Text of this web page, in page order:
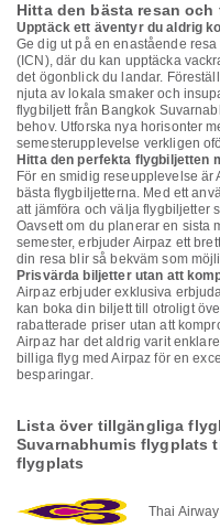
Hitta den bästa resan
Upptäck ett äventyr du aldrig
Ge dig ut på en enastående
(ICN), där du kan upptäcka
det ögonblick du landar.
njuta av lokala smaker och
flygbiljett från Bangkok
behov. Utforska nya horisonter
semesterupplevelse verkligen
Hitta den perfekta flygbiljetten
För en smidig reseupplevelse är
bästa flygbiljetterna. Med ett
att jämföra och välja flygbiljetter
Oavsett om du planerar en sista
semester, erbjuder Airpaz ett
din resa blir så bekväm som
Prisvärda biljetter utan att
Airpaz erbjuder exklusiva
kan boka din biljett till otroligt
rabatterade priser utan att
Airpaz har det aldrig varit
billiga flyg med Airpaz för en
besparingar.
Lista över tillgängliga
Suvarnabhumis flygplats
flygplats
Thai